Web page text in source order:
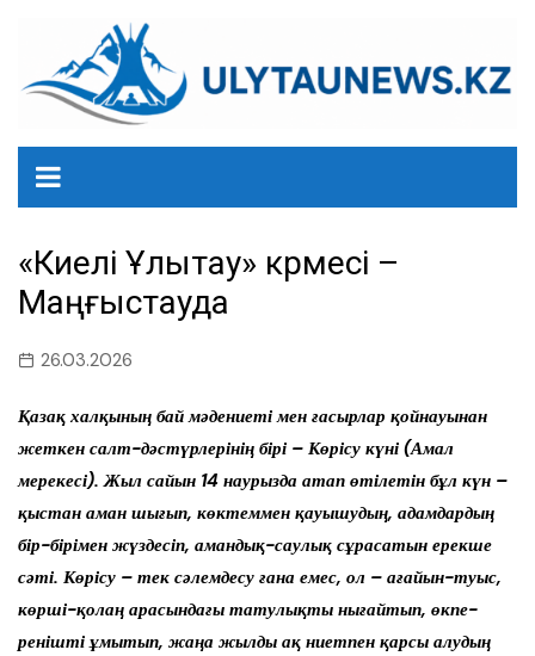
содержанию
«Киелі Ұлытау» көрмесі –
Маңғыстауда
26.03.2026
Қазақ халқының бай мәдениеті мен ғасырлар қойнауынан
жеткен салт-дәстүрлерінің бірі – Көрісу күні (Амал
мерекесі). Жыл сайын 14 наурызда атап өтілетін бұл күн –
қыстан аман шығып, көктеммен қауышудың, адамдардың
бір-бірімен жүздесіп, амандық-саулық сұрасатын ерекше
сәті. Көрісу – тек сәлемдесу ғана емес, ол – ағайын-туыс,
көрші-қолаң арасындағы татулықты нығайтып, өкпе-
ренішті ұмытып, жаңа жылды ақ ниетпен қарсы алудың